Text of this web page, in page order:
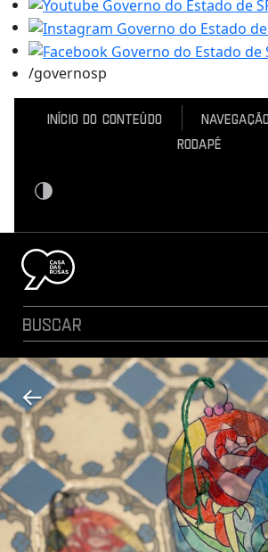
Início do conteúdo
Rodapé
/governosp
Buscar
Voltar para a página anterior